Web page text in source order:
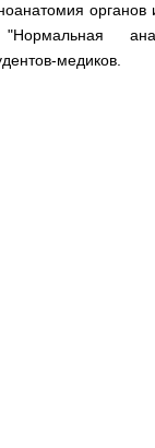
органов
медиков.